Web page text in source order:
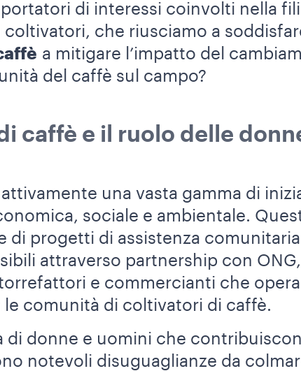
di interessi coinvolti nella
che riusciamo a
a mitigare l’impatto del
del caffè sul campo?
caffè e il ruolo delle
una vasta gamma di
sociale e ambientale.
di progetti di assistenza comunitaria
attraverso partnership con ONG,
e commercianti che
comunità di coltivatori di caffè.
di donne e uomini che
notevoli disuguaglianze da